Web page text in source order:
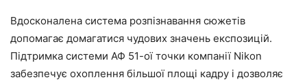
Вдосконалена система розпізнавання сюжетів
допомагає домагатися чудових значень експозицій.
Підтримка системи АФ 51-ої точки компанії Nikon
забезпечує охоплення більшої площі кадру і дозволяє